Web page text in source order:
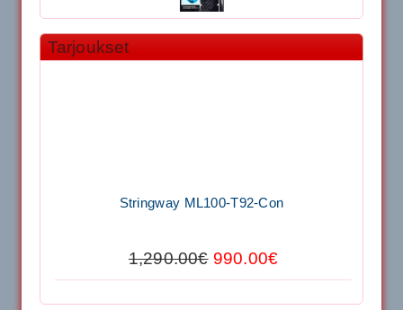
1,650.00€
Signum S-7000 Jännityskone (Jalustamalli)
Tarjoukset
Stringway ML100-T92-Con
1,290.00€ 990.00€
Tecnifibre Stretch Shorts (Tummansininen)